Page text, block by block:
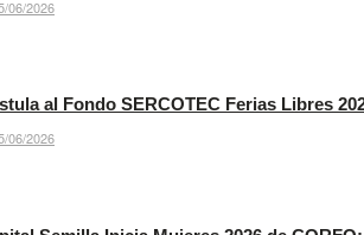
06/2026
al Fondo SERCOTEC Ferias Libres
06/2026